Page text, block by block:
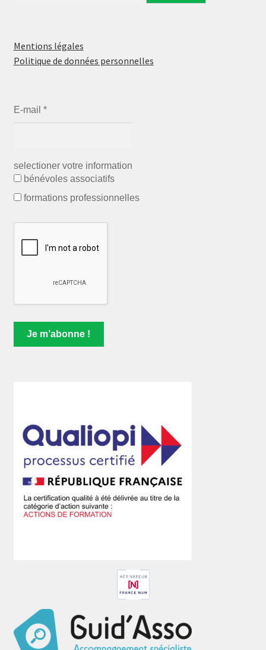
Mentions légales
Politique de données personnelles
E-mail *
selectioner votre information
bénévoles associatifs
formations professionnelles